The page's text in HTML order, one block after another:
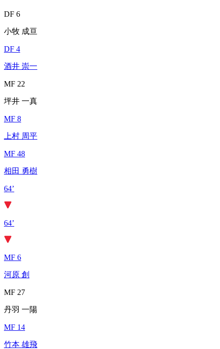
DF 6
小牧 成亘
DF 4
酒井 崇一
MF 22
坪井 一真
MF 8
上村 周平
MF 48
相田 勇樹
64’
64’
MF 6
河原 創
MF 27
丹羽 一陽
MF 14
竹本 雄飛